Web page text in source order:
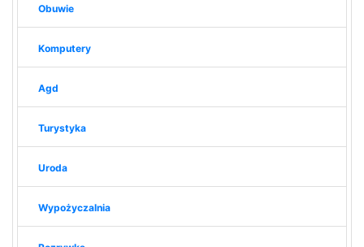
Obuwie
Komputery
Agd
Turystyka
Uroda
Wypożyczalnia